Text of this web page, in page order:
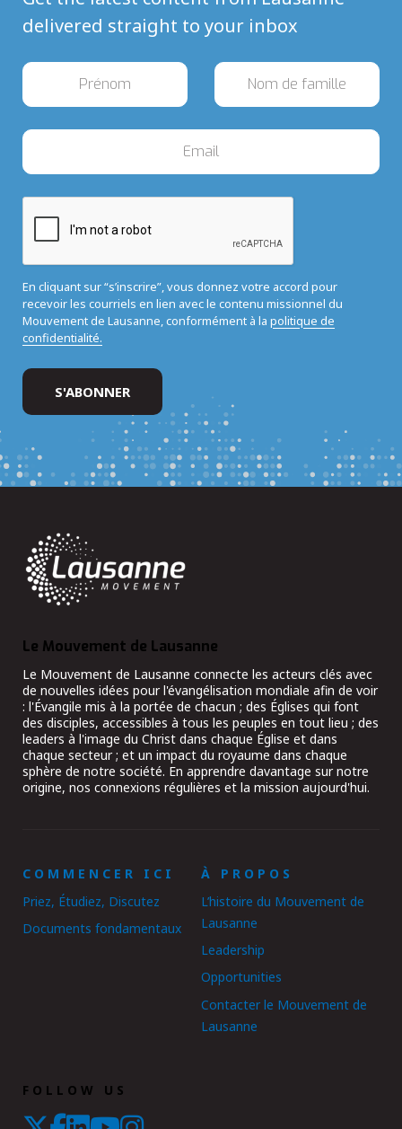
delivered straight to your inbox
En cliquant sur “s’inscrire”, vous donnez votre accord pour
recevoir les courriels en lien avec le contenu missionnel du
Mouvement de Lausanne, conformément à la politique de
confidentialité.
Le Mouvement de Lausanne
Le Mouvement de Lausanne connecte les acteurs clés avec
de nouvelles idées pour l'évangélisation mondiale afin de voir
: l'Évangile mis à la portée de chacun ; des Églises qui font
des disciples, accessibles à tous les peuples en tout lieu ; des
leaders à l'image du Christ dans chaque Église et dans
chaque secteur ; et un impact du royaume dans chaque
sphère de notre société. En apprendre davantage sur notre
origine, nos connexions régulières et la mission aujourd'hui.
COMMENCER ICI
Priez, Étudiez, Discutez
Documents fondamentaux
À PROPOS
L’histoire du Mouvement de
Lausanne
Leadership
Opportunities
Contacter le Mouvement de
Lausanne
FOLLOW US